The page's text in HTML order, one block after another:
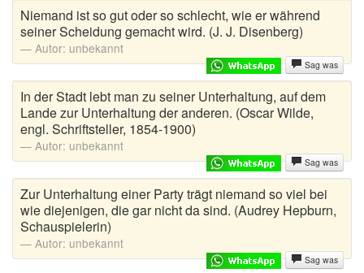
Antiwitze
Anwaltswitze
Arbeitswitze
Arztwitze
Autoaufkleber Sprüche
Bankerwitze
Bart Simpson Sprüche
Bauernregeln
Suche
Niemand ist so gut oder so schlecht, wie er während
seiner Scheidung gemacht wird. (J. J. Disenberg)
Autor: unbekannt
Sag was
In der Stadt lebt man zu seiner Unterhaltung, auf dem
Lande zur Unterhaltung der anderen. (Oscar Wilde,
engl. Schriftsteller, 1854-1900)
Autor: unbekannt
Sag was
Zur Unterhaltung einer Party trägt niemand so viel bei
wie diejenigen, die gar nicht da sind. (Audrey Hepburn,
Schauspielerin)
Autor: unbekannt
Sag was